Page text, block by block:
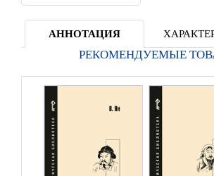
АННОТАЦИЯ
РЕКОМЕНДУЕМЫЕ